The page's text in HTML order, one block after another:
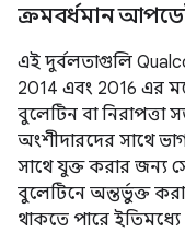
ক্রমবর্ধমান
এই দুর্বলতাগুলি
2014 এবং 2016 এর
বুলেটিন বা নিরাপত্তা
অংশীদারদের সাথে
সাথে যুক্ত করার জন্য
বুলেটিনে অন্তর্ভুক্ত
থাকতে পারে